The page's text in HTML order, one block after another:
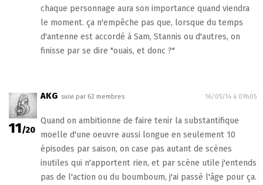
chaque personnage aura son importance quand viendra
le moment. ça n'empêche pas que, lorsque du temps
d'antenne est accordé à Sam, Stannis ou d'autres, on
finisse par se dire "ouais, et donc ?"
11/20
AKG suivi par 62 membres 16/05/14 à 09h05
Quand on ambitionne de faire tenir la substantifique
moelle d'une oeuvre aussi longue en seulement 10
épisodes par saison, on case pas autant de scènes
inutiles qui n'apportent rien, et par scène utile j'entends
pas de l'action ou du boumboum, j'ai passé l'âge pour ça.